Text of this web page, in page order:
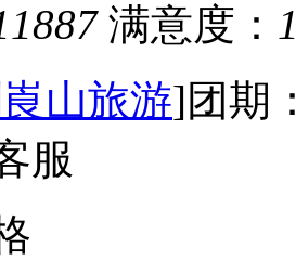
满意度：
山旅游]团期
服